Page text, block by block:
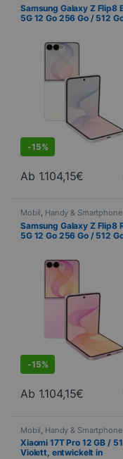
PROMOTIONS, Samsung ,
Telefonie
Samsung Galaxy Z Flip8
5G 12 Go 256 Go / 512
-15%
Ab 1.104,15€
Dieses Produkt ist in
Mobil, Handy & Smartphone
PROMOTIONS, Samsung ,
Telefonie
Samsung Galaxy Z Flip8
5G 12 Go 256 Go / 512
-15%
Ab 1.104,15€
Dieses Produkt ist in
Mobil Handy & Smartphone
Telefonie
Xiaomi 17T Pro 12 GB /
Violett, entwickelt in